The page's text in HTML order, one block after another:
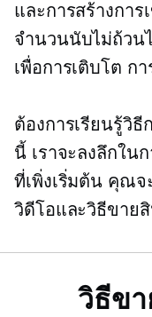
และการสร้างกา
จำนวนนับไม่ถ้วน
เพื่อการเติบโต ก
ต้องการเรียนรู้วิธี
นี้ เราจะลงลึกใน
ที่เพิ่งเริ่มต้น คุณจ
วิดีโอและวิธีขาย
วิธีข